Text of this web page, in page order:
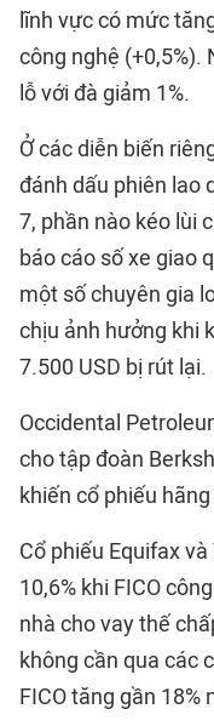
lĩnh vực có mức
công nghệ (+0,5%).
lỗ với đà giảm 1%.
Ở các diễn biến
đánh dấu phiên lao
7, phần nào kéo lùi
báo cáo số xe giao
một số chuyên gia
chịu ảnh hưởng khi
7.500 USD bị rút lại.
Occidental
cho tập đoàn
khiến cổ phiếu
Cổ phiếu Equifax
10,6% khi FICO
nhà cho vay thế
không cần qua các
FICO tăng gần 18%